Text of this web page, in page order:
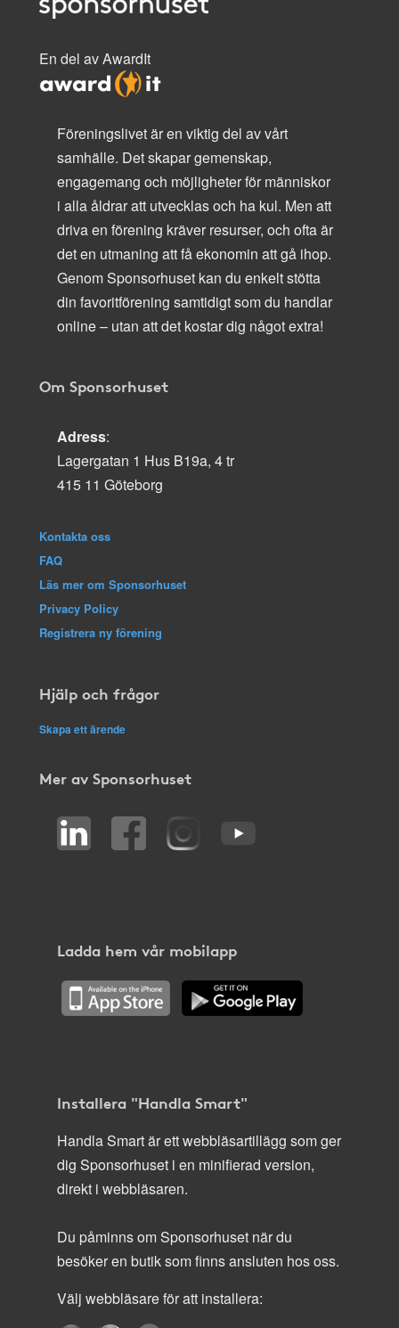
En del av AwardIt
Föreningslivet är en viktig del av vårt
samhälle. Det skapar gemenskap,
engagemang och möjligheter för människor
i alla åldrar att utvecklas och ha kul. Men att
driva en förening kräver resurser, och ofta är
det en utmaning att få ekonomin att gå ihop.
Genom Sponsorhuset kan du enkelt stötta
din favoritförening samtidigt som du handlar
online – utan att det kostar dig något extra!
Om Sponsorhuset
Adress:
Lagergatan 1 Hus B19a, 4 tr
415 11 Göteborg
Kontakta oss
FAQ
Läs mer om Sponsorhuset
Privacy Policy
Registrera ny förening
Hjälp och frågor
Skapa ett ärende
Mer av Sponsorhuset
Ladda hem vår mobilapp
Installera "Handla Smart"
Handla Smart är ett webbläsartillägg som ger
dig Sponsorhuset i en minifierad version,
direkt i webbläsaren.
Du påminns om Sponsorhuset när du
besöker en butik som finns ansluten hos oss.
Välj webbläsare för att installera: